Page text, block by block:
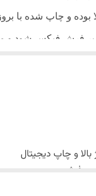
بوده و چاپ شده با
فرش فیکس شود
جدا گانه شسته
ماده شوینده رنگین
و چاپ دیجیتال
فرش